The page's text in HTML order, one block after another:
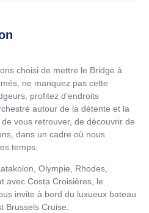
choisi de mettre le Bridge à
ne manquez pas cette
profitez d’endroits
autour de la détente et la
vous retrouver, de découvrir de
dans un cadre où nous
temps.
Olympie, Rhodes,
avec Costa Croisières, le
invite à bord du luxueux bateau
Brussels Cruise.